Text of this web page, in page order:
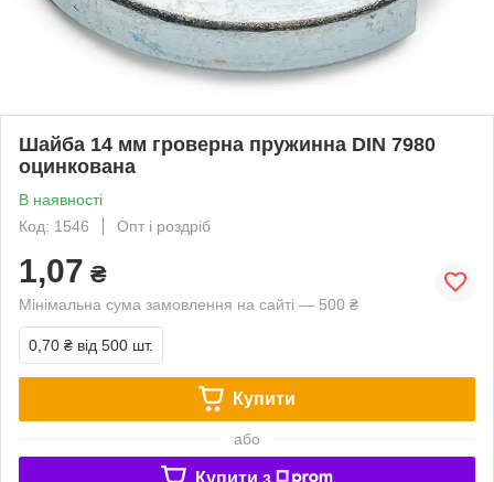
Шайба 14 мм гроверна пружинна DIN 7980
оцинкована
В наявності
Код: 1546
Опт і роздріб
1,07 ₴
Мінімальна сума замовлення на сайті — 500 ₴
0,70 ₴ від 500 шт.
Купити
або
Купити з